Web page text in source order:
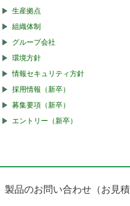
生産拠点
組織体制
グループ会社
環境方針
情報セキュリティ方針
採用情報（新卒）
募集要項（新卒）
エントリー（新卒）
製品のお問い合わせ（お見